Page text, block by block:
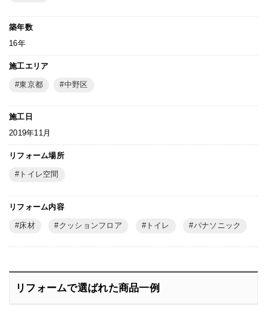
築年数
16年
施工エリア
東京都 中野区
施工日
2019年11月
リフォーム場所
トイレ空間
リフォーム内容
床材 クッションフロア トイレ パナソニック
リフォームで選ばれた商品一例